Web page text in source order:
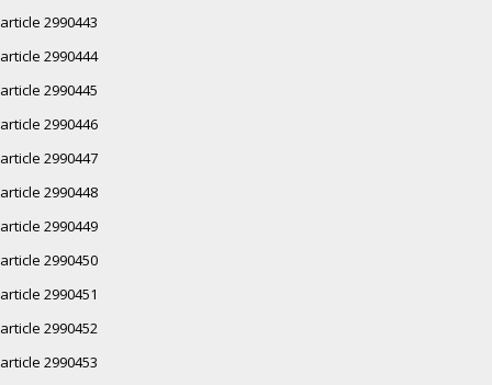
article 2990443
article 2990444
article 2990445
article 2990446
article 2990447
article 2990448
article 2990449
article 2990450
article 2990451
article 2990452
article 2990453